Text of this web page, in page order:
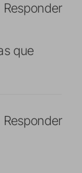
que
Responder
Responder